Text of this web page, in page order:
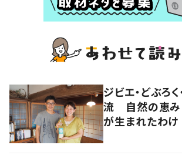
ジビエ・どぶろ
流 自然の恵み
が生まれたわけ